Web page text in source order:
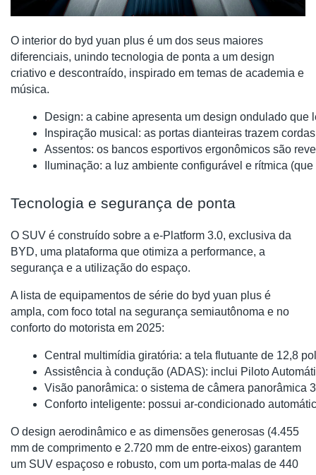
O interior do byd yuan plus é um dos seus maiores
diferenciais, unindo tecnologia de ponta a um design
criativo e descontraído, inspirado em temas de academia e
música.
Design: a cabine apresenta um design ondulado
Inspiração musical: as portas dianteiras trazem
Assentos: os bancos esportivos ergonômicos são
Iluminação: a luz ambiente configurável e rítmica
Tecnologia e segurança de ponta
O SUV é construído sobre a e-Platform 3.0, exclusiva da
BYD, uma plataforma que otimiza a performance, a
segurança e a utilização do espaço.
A lista de equipamentos de série do byd yuan plus é
ampla, com foco total na segurança semiautônoma e no
conforto do motorista em 2025:
Central multimídia giratória: a tela flutuante de 12,8
Assistência à condução (ADAS): inclui Piloto
Visão panorâmica: o sistema de câmera panorâmica
Conforto inteligente: possui ar-condicionado
O design aerodinâmico e as dimensões generosas (4.455
mm de comprimento e 2.720 mm de entre-eixos) garantem
um SUV espaçoso e robusto, com um porta-malas de 440